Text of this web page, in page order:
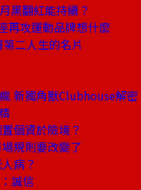
黑翻紅能持續？
攻運動品牌想什麼
二人生的名片
新獨角獸Clubhouse解密
個資於險境？
規則要改變了
病？
誠信